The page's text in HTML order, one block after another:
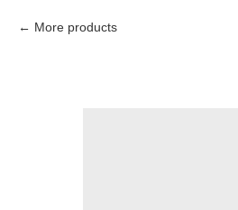
More products